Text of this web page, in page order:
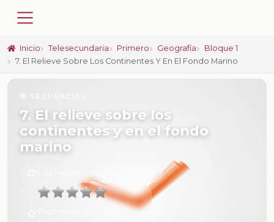
Inicio Telesecundaria Primero Geografía
Bloque 1
7. El Relieve Sobre Los Continentes Y En El Fondo Marino
7. El relieve sobre los
continentes y en el fondo
marino